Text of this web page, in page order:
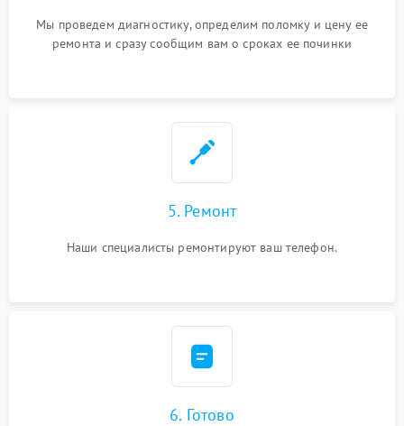
Мы проведем диагностику, определим поломку и цену ее
ремонта и сразу сообщим вам о сроках ее починки
5. Ремонт
Наши специалисты ремонтируют ваш телефон.
6. Готово